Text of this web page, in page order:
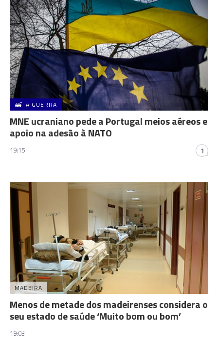
A GUERRA
MNE ucraniano pede a Portugal meios aéreos e
apoio na adesão à NATO
19:15 1
MADEIRA
Menos de metade dos madeirenses considera o
seu estado de saúde ‘Muito bom ou bom’
19:03